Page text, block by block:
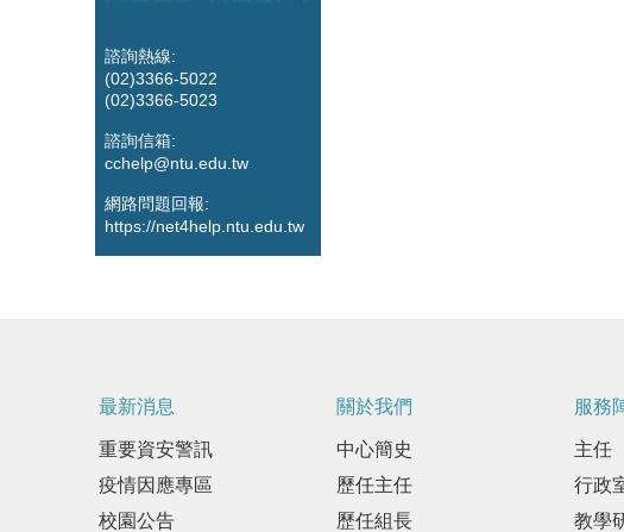
諮詢熱線:
(02)3366-5022
(02)3366-5023
諮詢信箱:
cchelp@ntu.edu.tw
網路問題回報:
https://net4help.ntu.edu.tw
最新消息
重要資安警訊
疫情因應專區
校園公告
關於我們
中心簡史
歷任主任
歷任組長
服務
主任
行政
教學